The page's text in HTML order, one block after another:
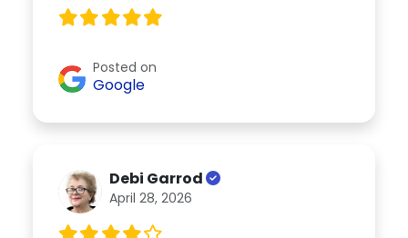
Posted on
Google
Debi Garrod
April 28, 2026